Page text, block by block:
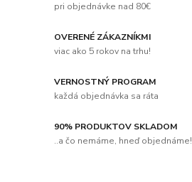
pri objednávke nad 80€
OVERENÉ ZÁKAZNÍKMI
viac ako 5 rokov na trhu!
VERNOSTNÝ PROGRAM
každá objednávka sa ráta
90% PRODUKTOV SKLADOM
..a čo nemáme, hneď objednáme!